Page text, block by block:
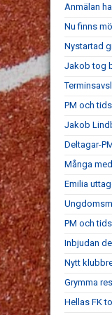
Anmälan
Nu finns
Nystartad
Jakob tog
PM och
Jakob
Deltagar-
Många
Emilia
PM och
Inbjudan
Nytt
Grymma
Hellas FK